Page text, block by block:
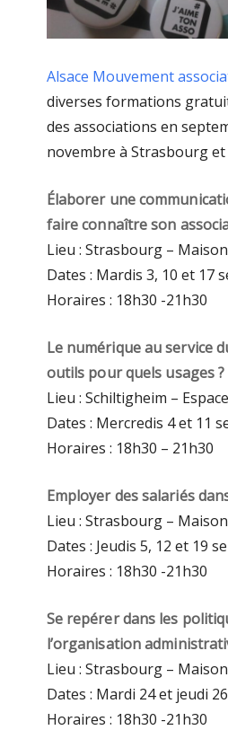
Alsace Mouvement
diverses formations
des associations en
novembre à Strasbourg et
Élaborer une
faire connaître son
Lieu : Strasbourg –
Dates : Mardis 3, 10 et 17
Horaires : 18h30 -21h30
Le numérique au service
outils pour quels usages ?
Lieu : Schiltigheim –
Dates : Mercredis 4 et 11
Horaires : 18h30 – 21h30
Employer des salariés
Lieu : Strasbourg –
Dates : Jeudis 5, 12 et 19
Horaires : 18h30 -21h30
Se repérer dans les
l’organisation
Lieu : Strasbourg –
Dates : Mardi 24 et jeudi
Horaires : 18h30 -21h30